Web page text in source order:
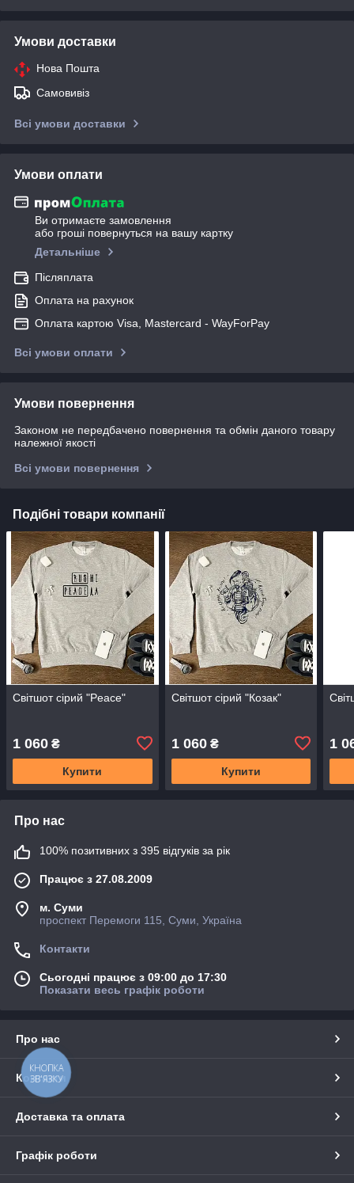
Умови доставки
Нова Пошта
Самовивіз
Всі умови доставки
Умови оплати
Ви отримаєте замовлення
або гроші повернуться на вашу картку
Детальніше
Післяплата
Оплата на рахунок
Оплата картою Visa, Mastercard - WayForPay
Всі умови оплати
Умови повернення
Законом не передбачено повернення та обмін даного товару
належної якості
Всі умови повернення
Подібні товари компанії
Світшот сірий "Peace"
1 060 ₴
Купити
Світшот сірий "Козак"
1 060₴
Купити
1
Про нас
100% позитивних з 395 відгуків за рік
Працює з 27.08.2009
м. Суми
проспект Перемоги 115, Суми, Україна
Контакти
Сьогодні працює з 09:00 до 17:30
Показати весь графік роботи
Про нас
Контакти
Доставка та оплата
Графік роботи
КНОПКА
ЗВ'ЯЗКУ